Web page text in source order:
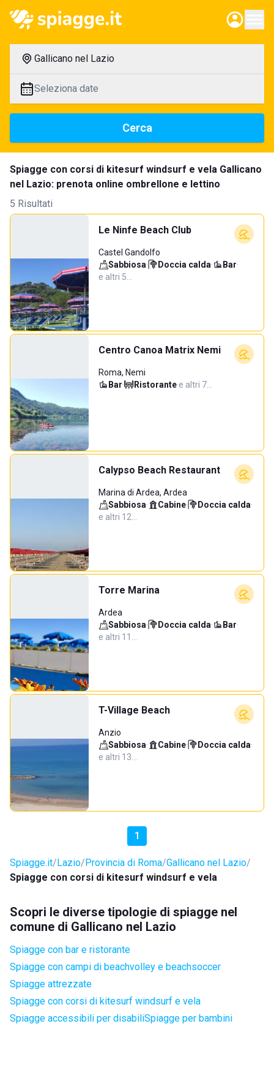
Gallicano nel Lazio
Seleziona date
Cerca
Spiagge con corsi di kitesurf windsurf e vela Gallicano
nel Lazio: prenota online ombrellone e lettino
5 Risultati
Le Ninfe Beach Club
Castel Gandolfo
Sabbiosa· Doccia calda· Bar·
e altri 5…
Centro Canoa Matrix Nemi
Roma, Nemi
Bar· Ristorante·e altri 7…
Calypso Beach Restaurant
Marina di Ardea, Ardea
Sabbiosa· Cabine· Doccia calda·
e altri 12…
Torre Marina
Ardea
Sabbiosa· Doccia calda· Bar·
e altri 11…
T-Village Beach
Anzio
Sabbiosa· Cabine· Doccia calda·
e altri 13…
1
Spiagge.it Lazio Provincia di Roma Gallicano nel Lazio
Spiagge con corsi di kitesurf windsurf e vela
Scopri le diverse tipologie di spiagge nel
comune di Gallicano nel Lazio
Spiagge con bar e ristorante
Spiagge con campi di beachvolley e beachsoccer
Spiagge attrezzate
Spiagge con corsi di kitesurf windsurf e vela
Spiagge accessibili per disabiliSpiagge per bambini